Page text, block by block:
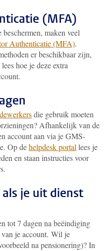
(MFA)
maken veel
Authenticatie (MFA).
er beschikbaar zijn,
hoe je deze extra
die gebruik moeten
Afhankelijk van de
account aan via je GMS-
Op dehelpdesk portal lees je
en staan instructies voor
je uit dienst
tot 7 dagen na beëindiging
je account. Wil je
na pensionering)? In